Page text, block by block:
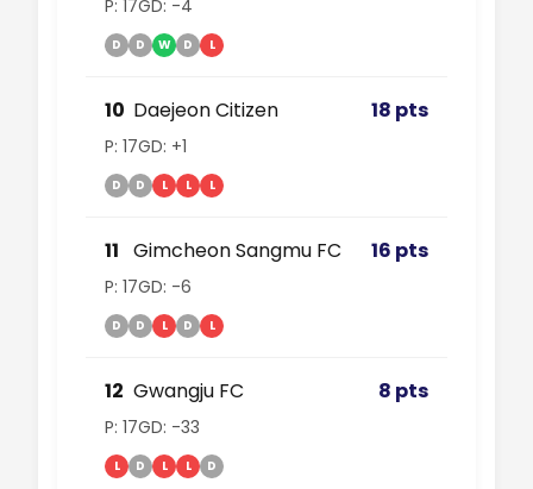
P: 17GD: -4
D D W D L
10 Daejeon Citizen 18 pts
P: 17GD: +1
D D L L L
11 Gimcheon Sangmu FC 16 pts
P: 17GD: -6
D D L D L
12 Gwangju FC 8 pts
P: 17GD: -33
L D L L D